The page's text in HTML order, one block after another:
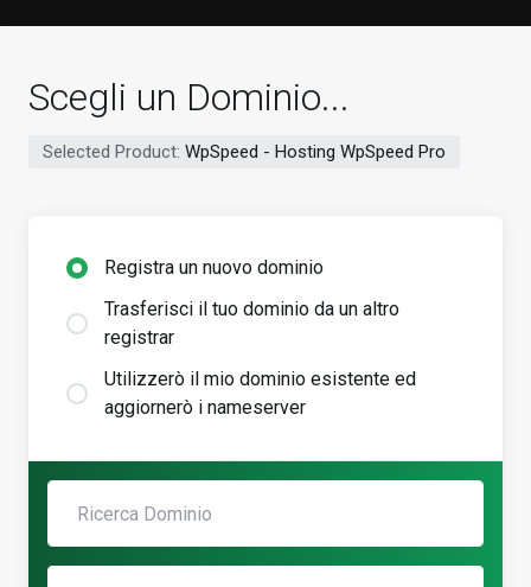
Scegli un Dominio...
Selected Product: WpSpeed - Hosting WpSpeed Pro
Registra un nuovo dominio
Trasferisci il tuo dominio da un altro
registrar
Utilizzerò il mio dominio esistente ed
aggiornerò i nameserver